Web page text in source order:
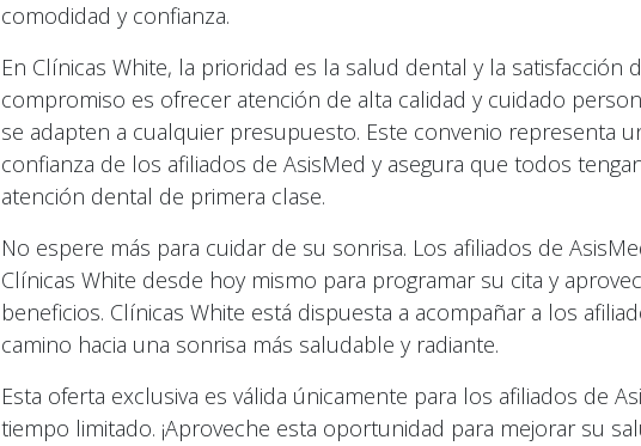
comodidad y confianza.
En Clínicas White, la prioridad es la salud dental y la satisfacción
compromiso es ofrecer atención de alta calidad y cuidado
se adapten a cualquier presupuesto. Este convenio representa
confianza de los afiliados de AsisMed y asegura que todos
atención dental de primera clase.
No espere más para cuidar de su sonrisa. Los afiliados de
Clínicas White desde hoy mismo para programar su cita y
beneficios. Clínicas White está dispuesta a acompañar a los
camino hacia una sonrisa más saludable y radiante.
Esta oferta exclusiva es válida únicamente para los afiliados de
tiempo limitado. ¡Aproveche esta oportunidad para mejorar su